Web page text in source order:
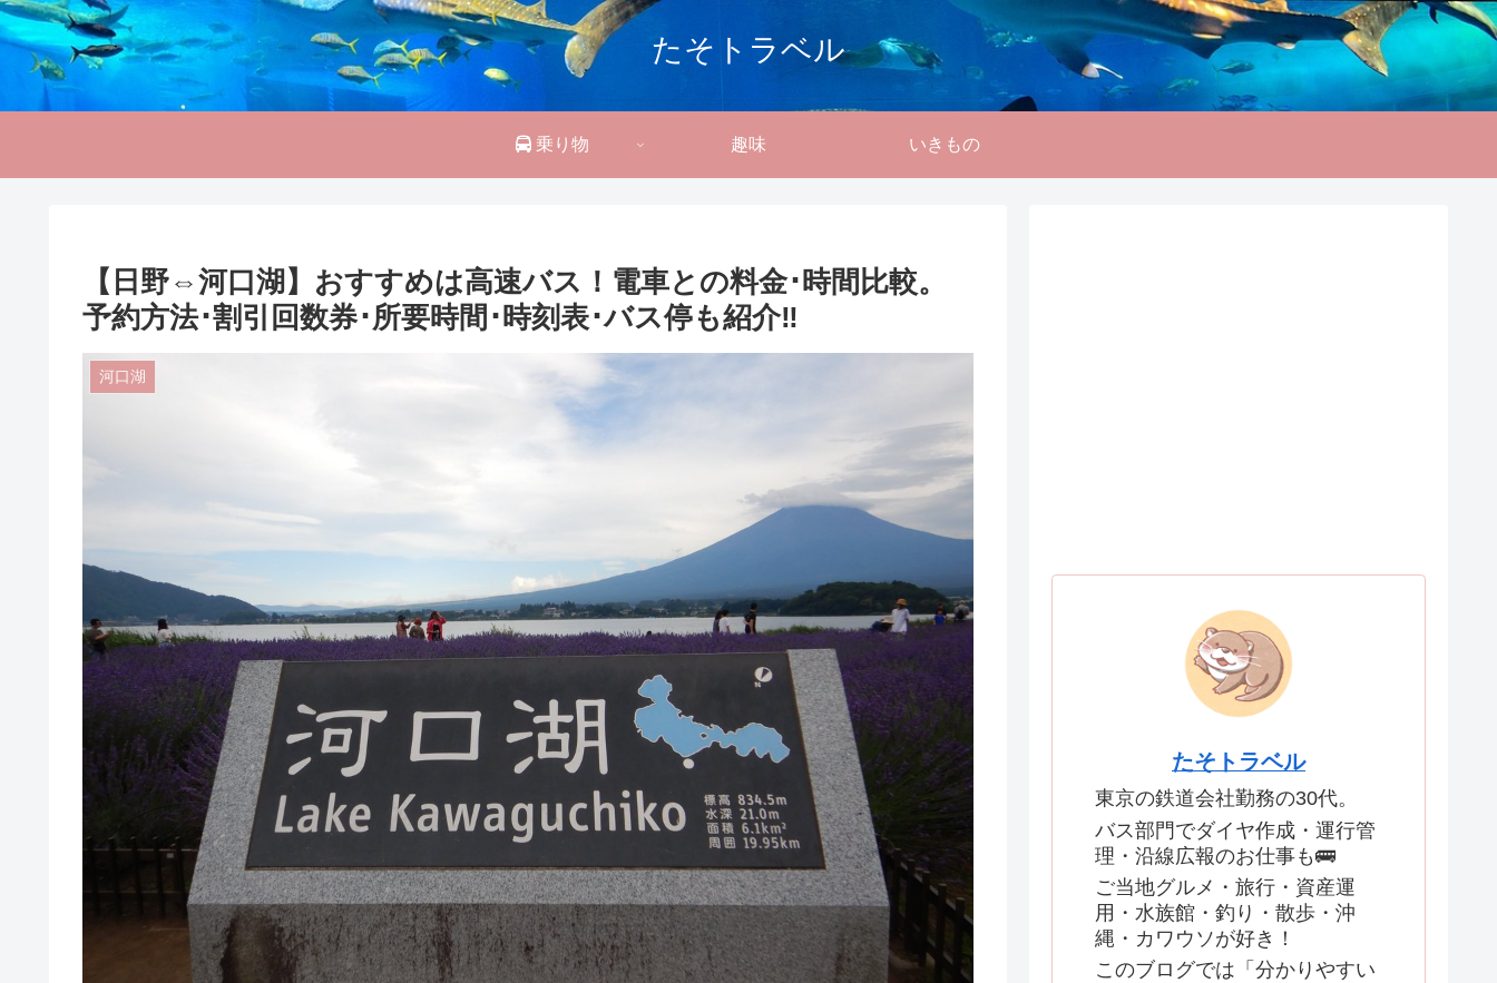
たそトラベル
乗り物 趣味 いきもの
【日野⇔河口湖】おすすめは高速バス！電車との料金･時間比較。
予約方法･割引回数券･所要時間･時刻表･バス停も紹介‼
河口湖
たそトラベル
東京の鉄道会社勤務の30代。
バス部門でダイヤ作成・運行管
理・沿線広報のお仕事も🚌
ご当地グルメ・旅行・資産運
用・水族館・釣り・散歩・沖
縄・カワウソが好き！
このブログでは「分かりやすい